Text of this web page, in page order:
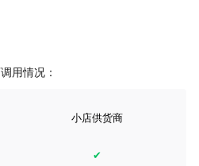
用情况：
小店供货商
✔